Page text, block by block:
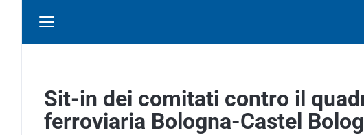
Sit-in dei comitati contro il
ferroviaria Bologna-Castel